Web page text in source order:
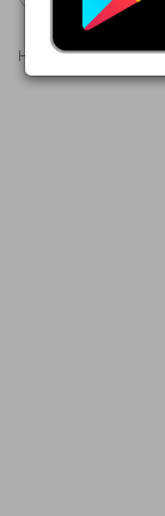
Hirdetések